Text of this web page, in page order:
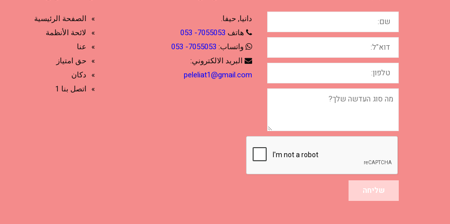
שם:
דוא"ל:
טלפון:
מה
סוג
שליחה
دانيا, حيفا.
هاتف 7055053- 053
واتساب: 7055053- 053
البريد الالكتروني:
peleliat1@gmail.com
الصفحة الرئيسية
لائحة الأنظمة
عنا
حق امتياز
دكان
اتصل بنا 1